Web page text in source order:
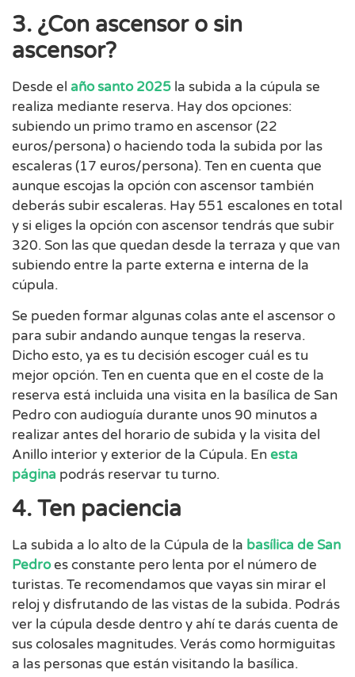
3. ¿Con ascensor o sin
ascensor?
Desde el año santo 2025 la subida a la cúpula se
realiza mediante reserva. Hay dos opciones:
subiendo un primo tramo en ascensor (22
euros/persona) o haciendo toda la subida por las
escaleras (17 euros/persona). Ten en cuenta que
aunque escojas la opción con ascensor también
deberás subir escaleras. Hay 551 escalones en total
y si eliges la opción con ascensor tendrás que subir
320. Son las que quedan desde la terraza y que van
subiendo entre la parte externa e interna de la
cúpula.
Se pueden formar algunas colas ante el ascensor o
para subir andando aunque tengas la reserva.
Dicho esto, ya es tu decisión escoger cuál es tu
mejor opción. Ten en cuenta que en el coste de la
reserva está incluida una visita en la basílica de San
Pedro con audioguía durante unos 90 minutos a
realizar antes del horario de subida y la visita del
Anillo interior y exterior de la Cúpula. En esta
página podrás reservar tu turno.
4. Ten paciencia
La subida a lo alto de la Cúpula de la basílica de San
Pedroes constante pero lenta por el número de
turistas. Te recomendamos que vayas sin mirar el
reloj y disfrutando de las vistas de la subida. Podrás
ver la cúpula desde dentro y ahí te darás cuenta de
sus colosales magnitudes. Verás como hormiguitas
a las personas que están visitando la basílica.